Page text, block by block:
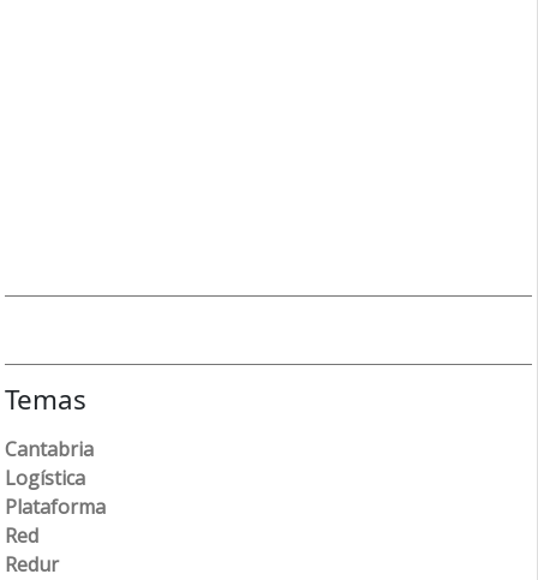
Temas
Cantabria
Logística
Plataforma
Red
Redur